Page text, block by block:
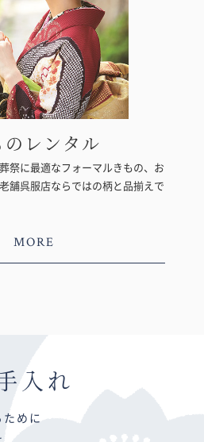
のレンタル
祭に最適なフォーマルきもの、お
舗呉服店ならではの柄と品揃えで
MORE
入れ
めに